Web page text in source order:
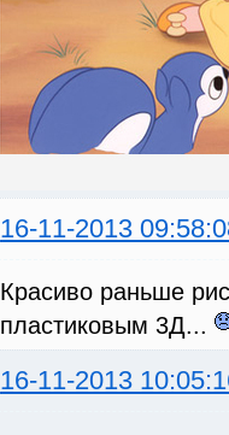
16-11-2013
Красиво раньше
пластиковым 3Д...
16-11-2013